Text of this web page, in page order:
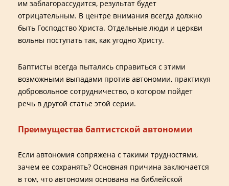
им заблагорассудится, результат будет
отрицательным. В центре внимания всегда должно
быть Господство Христа. Отдельные люди и церкви
вольны поступать так, как угодно Христу.
Баптисты всегда пытались справиться с этими
возможными выпадами против автономии, практикуя
добровольное сотрудничество, о котором пойдет
речь в другой статье этой серии.
Преимущества баптистской автономии
Если автономия сопряжена с такими трудностями,
зачем ее сохранять? Основная причина заключается
в том, что автономия основана на библейской